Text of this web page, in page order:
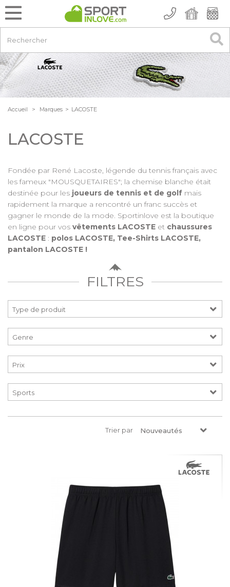
Accueil > Marques > LACOSTE
LACOSTE
Fondée par René Lacoste, légende du tennis français avec
les fameux "MOUSQUETAIRES"; la chemise blanche était
destinée pour les joueurs de tennis et de golf mais
rapidement la marque a rencontré un franc succès et
gagner le monde de la mode. Sportinlove est la boutique
en ligne pour vos vêtements LACOSTE et chaussures
LACOSTE : polos LACOSTE, Tee-Shirts LACOSTE,
pantalon LACOSTE !
FILTRES
Prix
Trier par Nouveautés